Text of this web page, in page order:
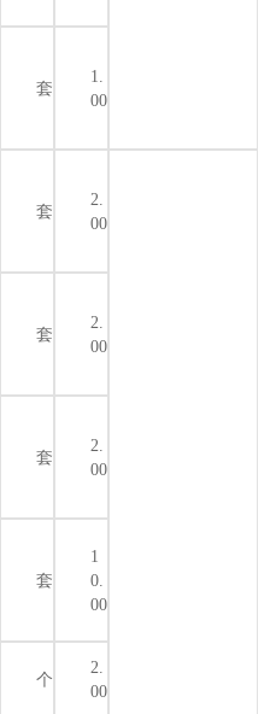
套
1.
00
套
2.
00
套
2.
00
套
2.
00
套
1
0.
00
个
2.
00